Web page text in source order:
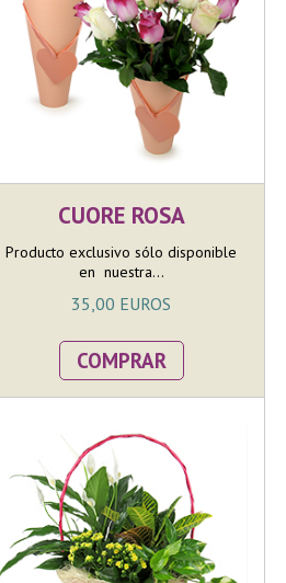
CUORE ROSA
Producto exclusivo sólo disponible
en nuestra...
35,00 EUROS
COMPRAR